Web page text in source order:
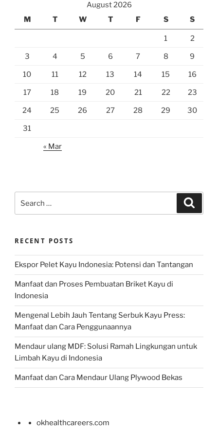
August 2026
M
T W T F S S
1 2
3 4 5 6 7 8 9
10 11 12 13 14 15 16
17 18 19 20 21 22 23
24 25 26 27 28 29 30
31
« Mar
for:
RECENT POSTS
Ekspor Pelet Kayu Indonesia: Potensi dan Tantangan
Manfaat dan Proses Pembuatan Briket Kayu di
Indonesia
Mengenal Lebih Jauh Tentang Serbuk Kayu Press:
Manfaat dan Cara Penggunaannya
Mendaur ulang MDF: Solusi Ramah Lingkungan untuk
Limbah Kayu di Indonesia
Manfaat dan Cara Mendaur Ulang Plywood Bekas
okhealthcareers.com